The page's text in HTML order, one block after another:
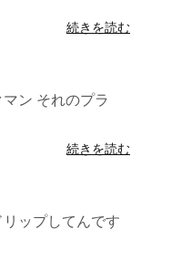
続きを読む
ン それのプラ
続きを読む
ップしてんです